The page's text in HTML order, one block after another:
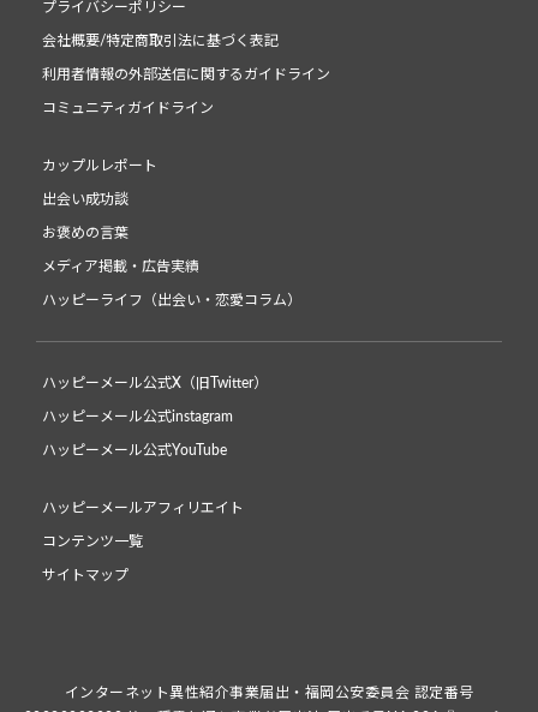
プライバシーポリシー
会社概要/特定商取引法に基づく表記
利用者情報の外部送信に関するガイドライン
コミュニティガイドライン
カップルレポート
出会い成功談
お褒めの言葉
メディア掲載・広告実績
ハッピーライフ（出会い・恋愛コラム）
ハッピーメール公式X（旧Twitter）
ハッピーメール公式instagram
ハッピーメール公式YouTube
ハッピーメールアフィリエイト
コンテンツ一覧
サイトマップ
インターネット異性紹介事業届出・福岡公安委員会 認定番号